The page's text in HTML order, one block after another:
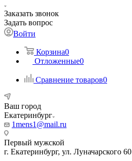
Заказать звонок
Задать вопрос
Войти
Корзина0
Отложенные0
Сравнение товаров0
Ваш город
Екатеринбург
1mens1@mail.ru
Первый мужской
г. Екатеринбург, ул. Луначарского 60